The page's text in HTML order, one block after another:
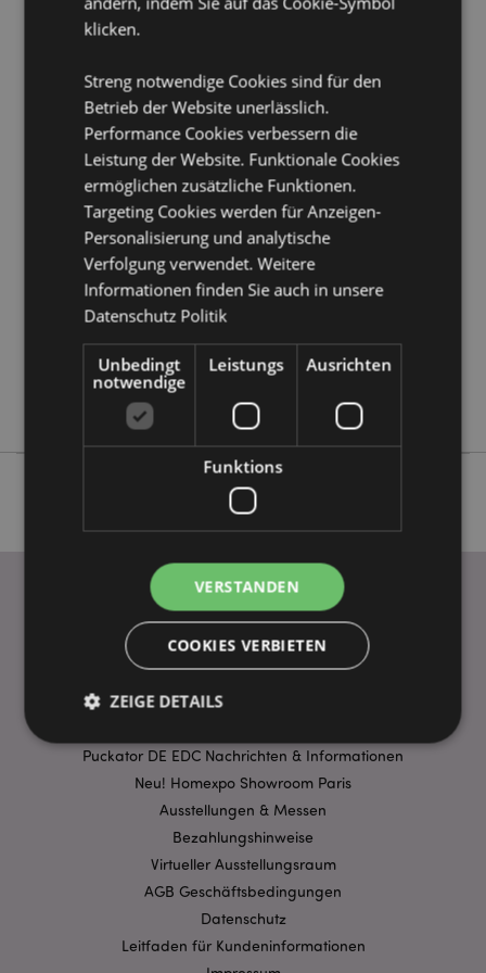
Produkttressourcen:
erfahren? Dann lesen Sie unseren
Leitfaden für
Kundeninformationen.
Produktattribute
Information
Höhe 4cm Breite 8cm Tiefe 8cm
8904367805877
0.152000
Keine
Keine
Keine
Goloka
WICHTIGE INFORMATION
FAQ
Lieferbedingungen
Puckator DE EDC Nachrichten & Informationen
Neu! Homexpo Showroom Paris
Ausstellungen & Messen
Bezahlungshinweise
Virtueller Ausstellungsraum
AGB Geschäftsbedingungen
Datenschutz
Leitfaden für Kundeninformationen
klicken.
Streng notwendige Cookies sind für den
Betrieb der Website unerlässlich.
Performance Cookies verbessern die
Leistung der Website. Funktionale Cookies
ermöglichen zusätzliche Funktionen.
Targeting Cookies werden für Anzeigen-
Personalisierung und analytische
Verfolgung verwendet. Weitere
Informationen finden Sie auch in unsere
Datenschutz Politik
Unbedingt
notwendige
Leistungs Ausrichten
Funktions
VERSTANDEN
COOKIES VERBIETEN
ZEIGE DETAILS
Unbedingt notwendige
Leistungs
Ausrichten
Funktions
Streng-notwendige-Cookies ermöglichen
Kernfunktionen der Website wie die
Benutzeranmeldung und die Kontoverwaltung.
Ohne unbedingt notwendige cookies kann die
Website nicht richtig genutzt werden.